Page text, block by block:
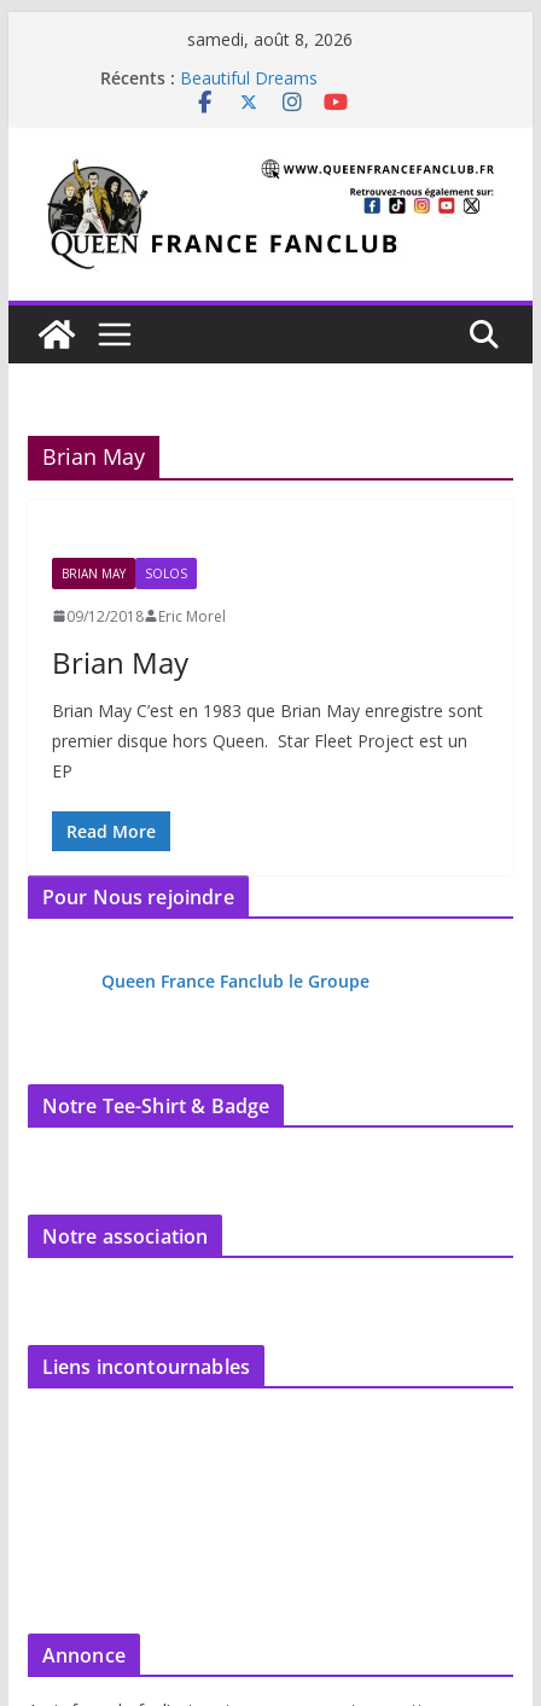
samedi, août 8, 2026
Récents : Beautiful Dreams
Glouttons For Punishment (1981)
Je vis avec Freddie Mercury
Brian May
BRIAN MAY SOLOS
09/12/2018 Eric Morel
Brian May
Brian May C’est en 1983 que Brian May enregistre sont
premier disque hors Queen. Star Fleet Project est un
EP
Read More
Pour Nous rejoindre
Queen France Fanclub le Groupe
Notre Tee-Shirt & Badge
Notre association
Liens incontournables
Annonce